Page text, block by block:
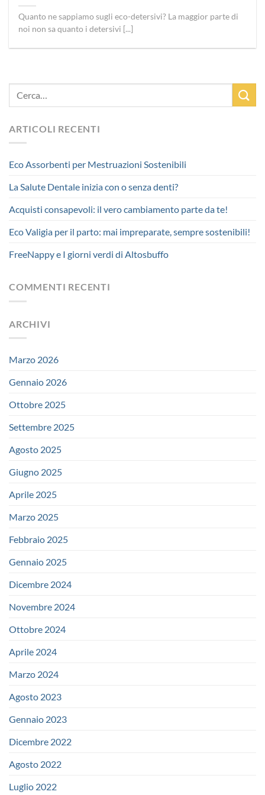
ARTICOLI RECENTI
Eco Assorbenti per Mestruazioni Sostenibili
La Salute Dentale inizia con o senza denti?
Acquisti consapevoli: il vero cambiamento parte da te!
Eco Valigia per il parto: mai impreparate, sempre sostenibili!
FreeNappy e I giorni verdi di Altosbuffo
COMMENTI RECENTI
ARCHIVI
Marzo 2026
Gennaio 2026
Ottobre 2025
Settembre 2025
Agosto 2025
Giugno 2025
Aprile 2025
Marzo 2025
Febbraio 2025
Gennaio 2025
Dicembre 2024
Novembre 2024
Ottobre 2024
Aprile 2024
Marzo 2024
Agosto 2023
Gennaio 2023
Dicembre 2022
Agosto 2022
Luglio 2022
Quanto ne sappiamo sugli eco-detersivi? La maggior parte di
noi non sa quanto i detersivi [...]